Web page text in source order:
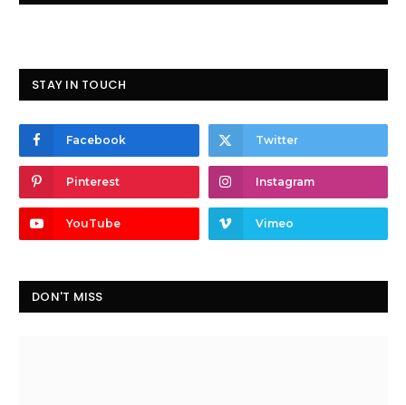
STAY IN TOUCH
Facebook Twitter
Pinterest Instagram
YouTube Vimeo
DON'T MISS